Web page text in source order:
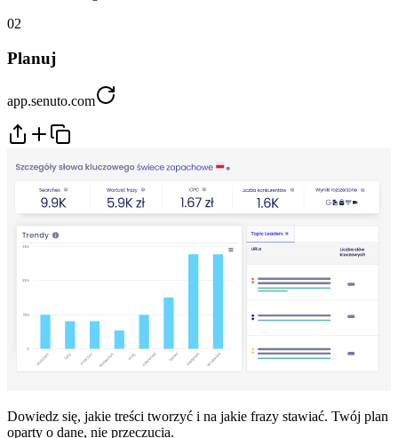
02
Planuj
app.senuto.com
Dowiedz się, jakie treści tworzyć i na jakie frazy stawiać. Twój plan
oparty o dane, nie przeczucia.